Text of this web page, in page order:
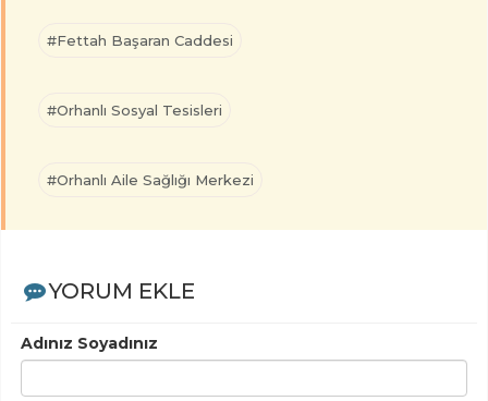
#Fettah Başaran Caddesi
#Orhanlı Sosyal Tesisleri
#Orhanlı Aile Sağlığı Merkezi
YORUM EKLE
Adınız Soyadınız